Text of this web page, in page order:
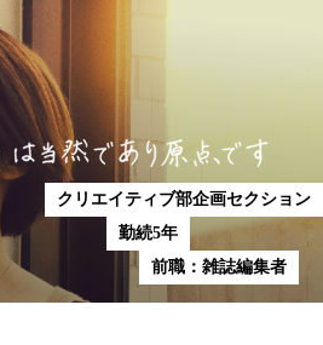
クリエイティブ部企画セクション
勤続5年
前職：雑誌編集者